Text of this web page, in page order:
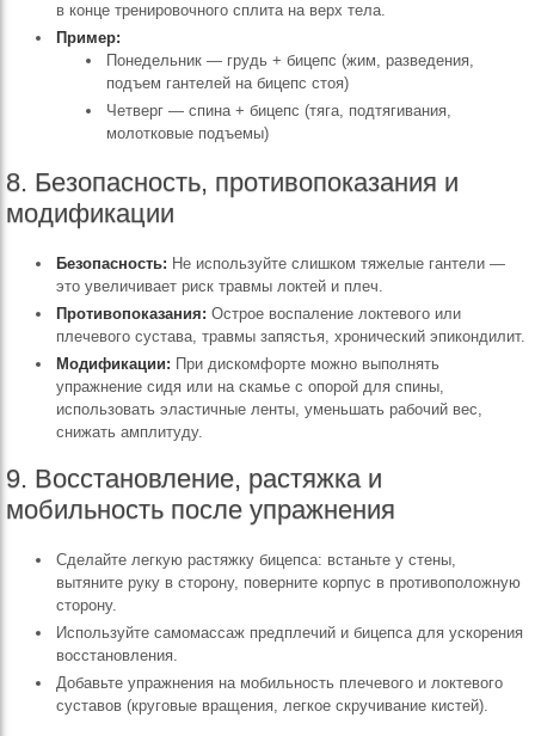
в конце тренировочного сплита на верх тела.
Пример:
Понедельник — грудь + бицепс (жим, разведения,
подъем гантелей на бицепс стоя)
Четверг — спина + бицепс (тяга, подтягивания,
молотковые подъемы)
8. Безопасность, противопоказания и
модификации
Безопасность: Не используйте слишком тяжелые гантели —
это увеличивает риск травмы локтей и плеч.
Противопоказания: Острое воспаление локтевого или
плечевого сустава, травмы запястья, хронический эпикондилит.
Модификации: При дискомфорте можно выполнять
упражнение сидя или на скамье с опорой для спины,
использовать эластичные ленты, уменьшать рабочий вес,
снижать амплитуду.
9. Восстановление, растяжка и
мобильность после упражнения
Сделайте легкую растяжку бицепса: встаньте у стены,
вытяните руку в сторону, поверните корпус в противоположную
сторону.
Используйте самомассаж предплечий и бицепса для ускорения
восстановления.
Добавьте упражнения на мобильность плечевого и локтевого
суставов (круговые вращения, легкое скручивание кистей).